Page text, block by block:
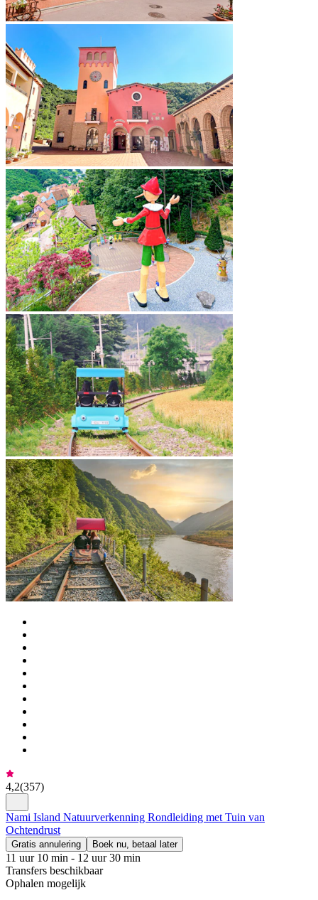
4,2(357)
Nami Island Natuurverkenning Rondleiding met Tuin van
Ochtendrust
Gratis annulering Boek nu, betaal later
11 uur 10 min - 12 uur 30 min
Transfers beschikbaar
Ophalen mogelijk